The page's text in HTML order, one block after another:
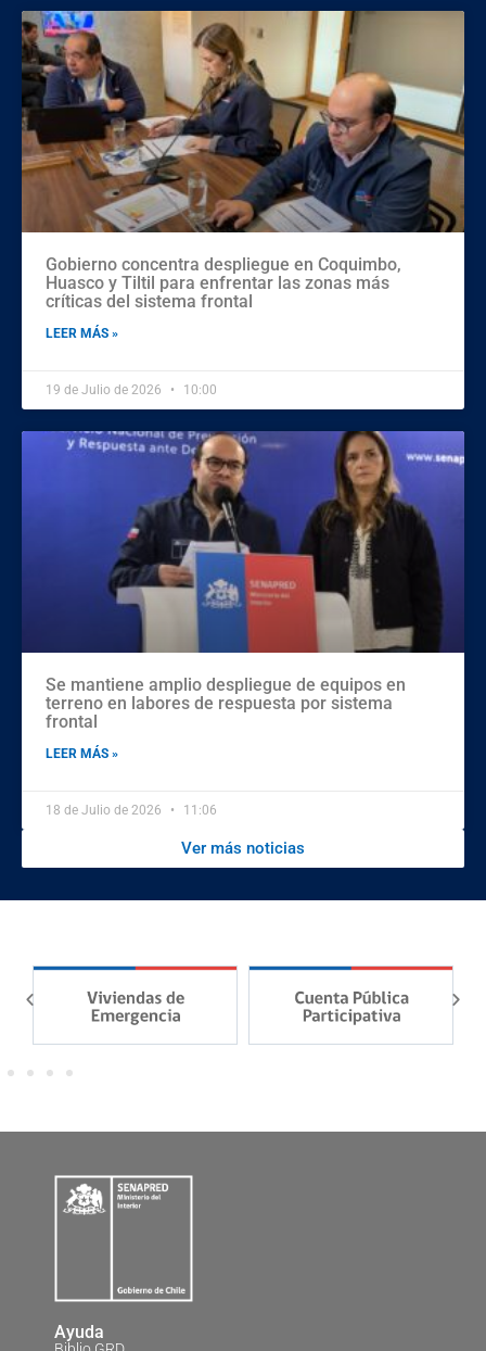
Gobierno concentra despliegue en Coquimbo,
Huasco y Tiltil para enfrentar las zonas más
críticas del sistema frontal
LEER MÁS »
19 de Julio de 2026 10:00
Se mantiene amplio despliegue de equipos en
terreno en labores de respuesta por sistema
frontal
LEER MÁS »
18 de Julio de 2026 11:06
Ver más noticias
Ayuda